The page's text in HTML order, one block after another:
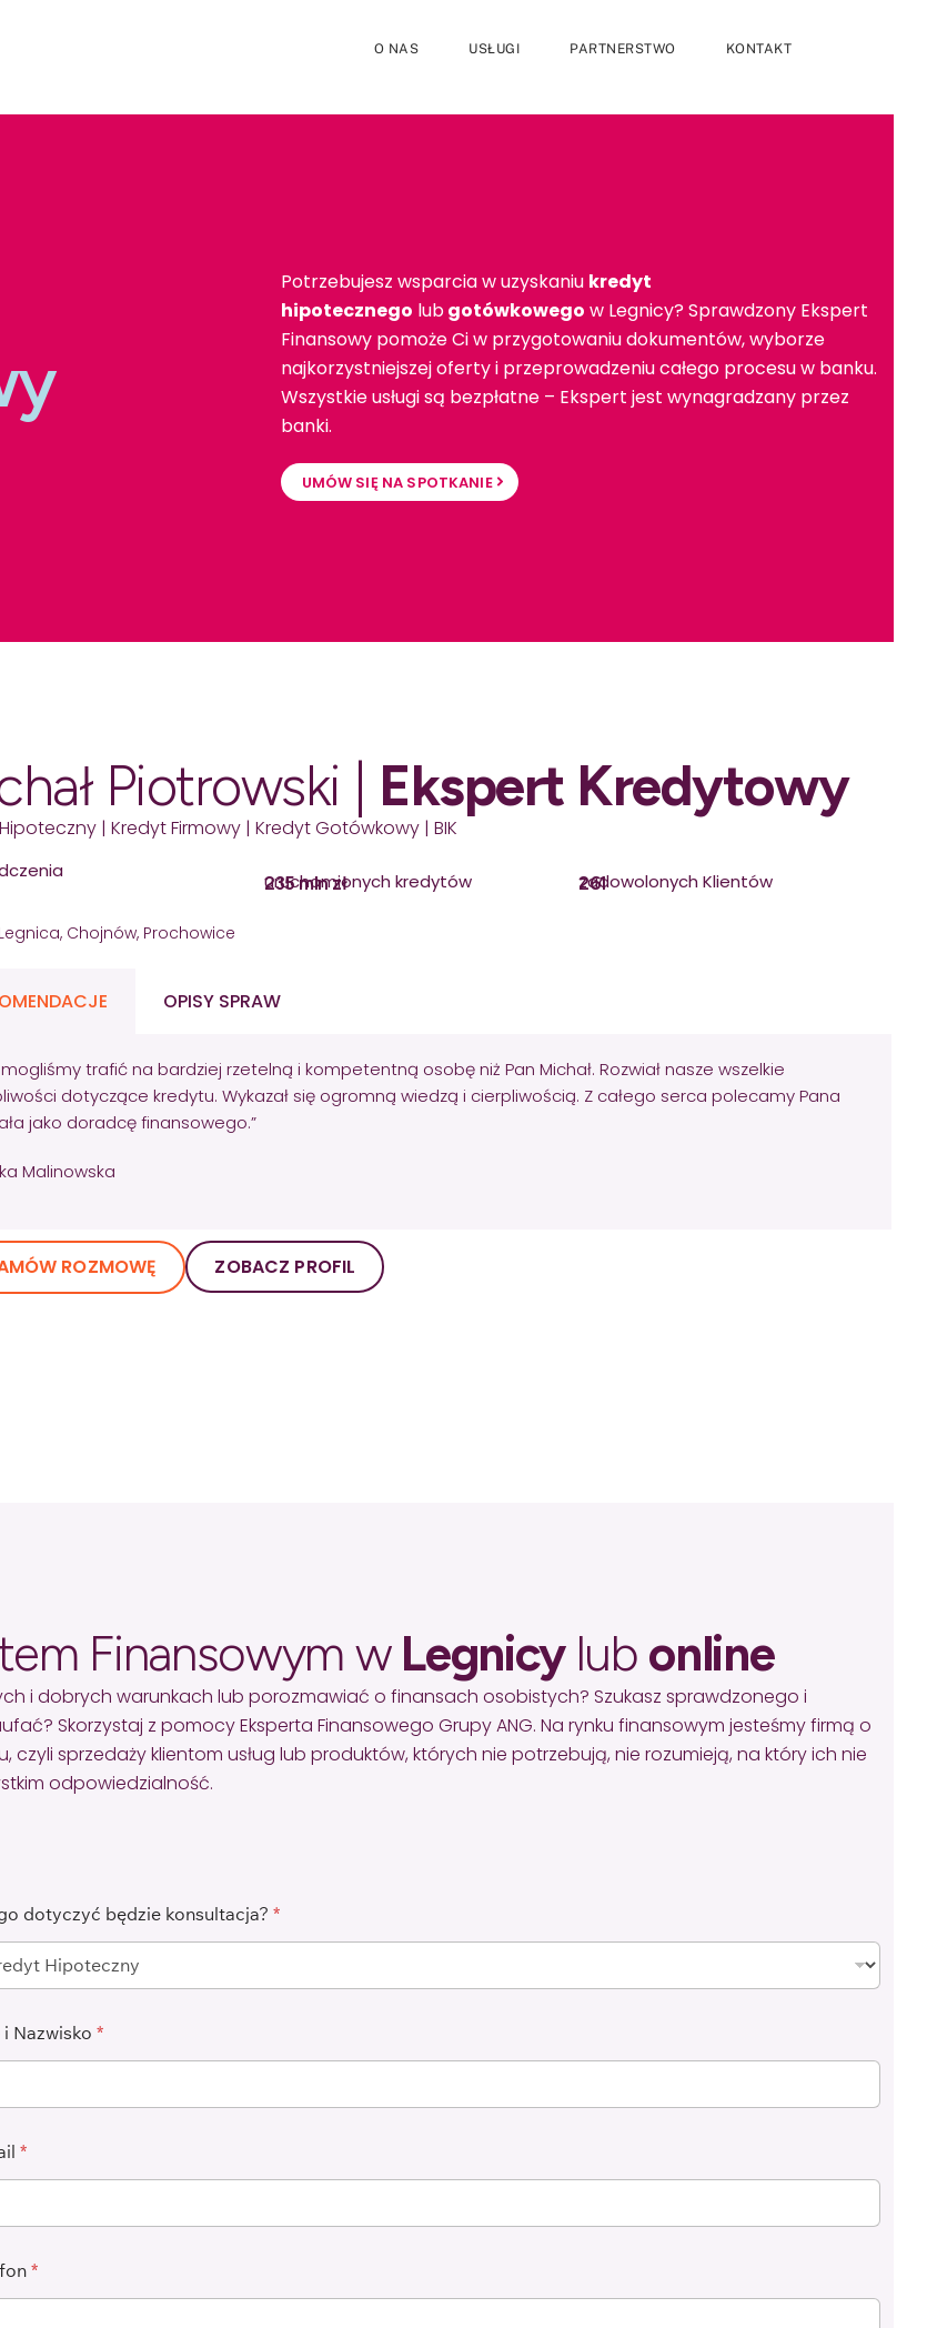
O NAS USŁUGI PARTNERSTWO KONTAKT
Potrzebujesz wsparcia w uzyskaniu kredyt
hipotecznego lubgotówkowego w Legnicy? Sprawdzony Ekspert
Finansowy pomoże Ci w przygotowaniu dokumentów, wyborze
najkorzystniejszej oferty i przeprowadzeniu całego procesu w banku.
Wszystkie usługi są bezpłatne – Ekspert jest wynagradzany przez
banki.
UMÓW SIĘ NA SPOTKANIE
Piotrowski | Ekspert Kredytowy
| Kredyt Firmowy | Kredyt Gotówkowy | BIK
235 mln zł
uruchomionych kredytów 261
zadowolonych Klientów
Legnica, Chojnów, Prochowice
OPISY SPRAW
mogliśmy trafić na bardziej rzetelną i kompetentną osobę niż Pan Michał. Rozwiał nasze wszelkie
dotyczące kredytu. Wykazał się ogromną wiedzą i cierpliwością. Z całego serca polecamy Pana
jako doradcę finansowego.”
Malinowska
ROZMOWĘ ZOBACZ PROFIL
Finansowym wLegnicylub online
i dobrych warunkach lub porozmawiać o finansach osobistych? Szukasz sprawdzonego i
Skorzystaj z pomocy Eksperta Finansowego Grupy ANG. Na rynku finansowym jesteśmy firmą o
sprzedaży klientom usług lub produktów, których nie potrzebują, nie rozumieją, na który ich nie
odpowiedzialność.
dotyczyć będzie konsultacja? *
i Nazwisko *
*
*